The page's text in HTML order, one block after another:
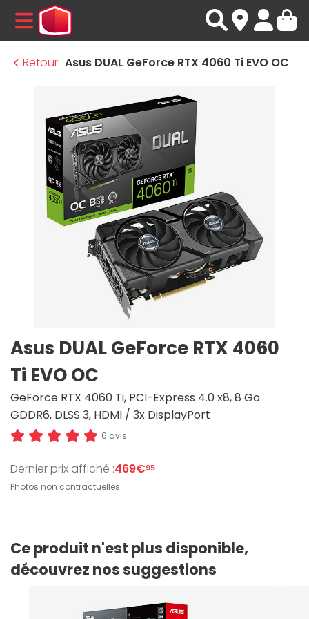
MENU
Retour Asus DUAL GeForce RTX 4060 Ti EVO OC
Asus DUAL GeForce RTX 4060
Ti EVO OC
GeForce RTX 4060 Ti, PCI-Express 4.0 x8, 8 Go
GDDR6, DLSS 3, HDMI / 3x DisplayPort
6 avis
Dernier prix affiché :469€95
Photos non contractuelles
Ce produit n'est plus disponible,
découvrez nos suggestions